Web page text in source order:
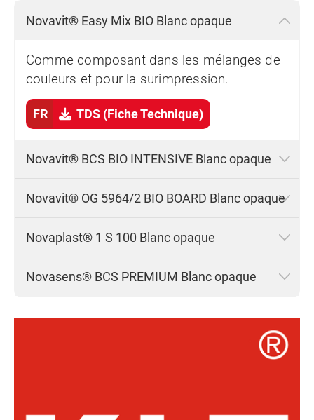
Novavit® Easy Mix BIO Blanc opaque
Comme composant dans les mélanges de
couleurs et pour la surimpression.
FR TDS (Fiche Technique)
Novavit® BCS BIO INTENSIVE Blanc opaque
Novavit® OG 5964/2 BIO BOARD Blanc opaque
Novaplast® 1 S 100 Blanc opaque
Novasens® BCS PREMIUM Blanc opaque